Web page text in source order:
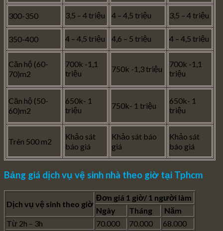
300-350 3,5 – 4 triệu 4 – 4,5 triệu 3,5 – 4 triệu
350-400 4 – 4,5 triệu 4,6 – 5 triệu 4 – 4,5 triệu
Căn hộ (60-
70)m2
700k -1,1
triệu
750k -1,3 triệu
700k -1,1
triệu
Căn hộ (50-
60)m2
650k- 1
triệu
750k- 1 triệu
650k- 1
triệu
Trên 500 m2
Khảo sát
báo giá
Khảo sát báo
giá
Khảo sát
báo giá
Bảng giá dịch vụ vệ sinh nhà theo giờ tại Tphcm
Dịch vụ vệ sinh theo giờ
Đơn giá 1 giờ/ 1 người làm
Ngày
Tháng
Năm
Từ 2h – 3h
70.000 70.000
68.000